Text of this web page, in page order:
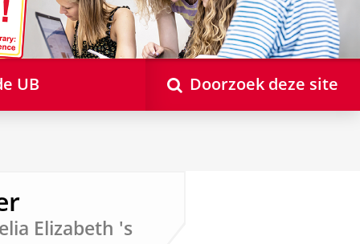
UB Doorzoek deze site
Elizabeth 's